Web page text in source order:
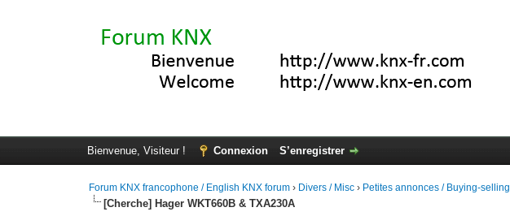
Bienvenue, Visiteur ! Connexion S’enregistrer
Forum KNX francophone / English KNX forum › Divers / Misc › Petites annonces / Buying-selling
[Cherche] Hager WKT660B & TXA230A